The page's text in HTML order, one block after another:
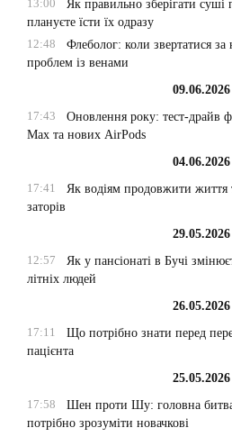
13:00
Як правильно зберігати суші
плануєте їсти їх одразу
12:48
Флеболог: коли звертатися за
проблем із венами
09.06.2026
17:43
Оновлення року: тест-драйв
Max та нових AirPods
04.06.2026
17:41
Як водіям продовжити життя
заторів
29.05.2026
12:57
Як у пансіонаті в Бучі
літніх людей
26.05.2026
17:11
Що потрібно знати перед
пацієнта
25.05.2026
17:58
Шен проти Шу: головна битва
потрібно зрозуміти новачкові